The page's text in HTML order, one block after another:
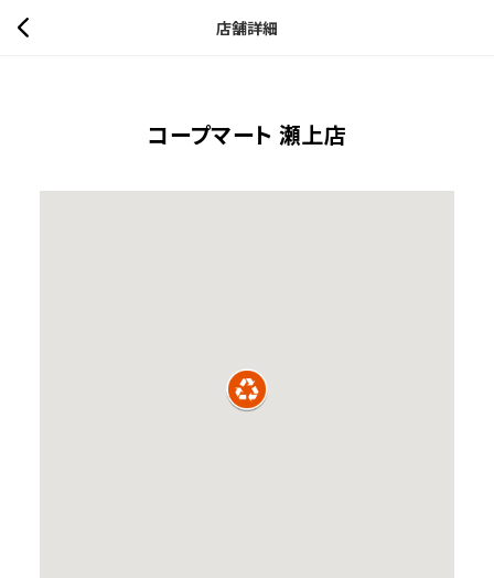
店舗詳細
コープマート 瀬上店